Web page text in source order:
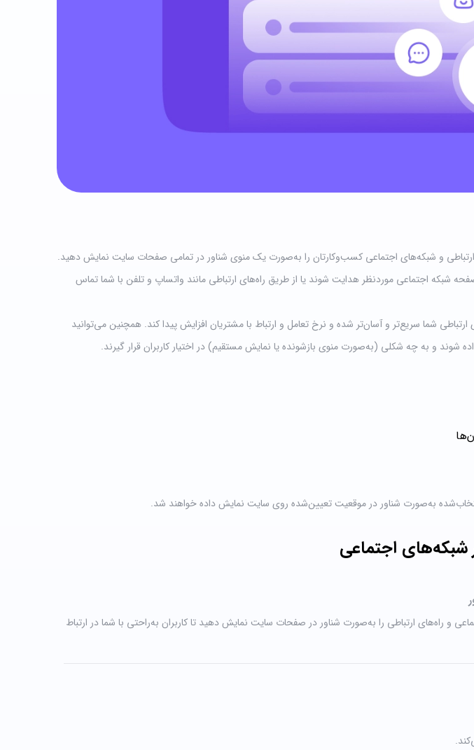
ارتباطی و شبکه‌های اجتماعی کسب‌وکارتان را به‌صورت یک منوی شناور در تمامی صفحات سایت نمایش دهید.
شبکه اجتماعی موردنظر هدایت شوند یا از طریق راه‌های ارتباطی مانند واتساپ و تلفن با شما تماس
شما سریع‌تر و آسان‌تر شده و نرخ تعامل و ارتباط با مشتریان افزایش پیدا کند. همچنین می‌توانید
و به چه شکلی (به‌صورت منوی بازشونده یا نمایش مستقیم) در اختیار کاربران قرار گیرند.
به‌صورت شناور در موقعیت تعیین‌شده روی سایت نمایش داده خواهند شد.
شبکه‌های اجتماعی
و راه‌های ارتباطی را به‌صورت شناور در صفحات سایت نمایش دهید تا کاربران به‌راحتی با شما در ارتباط